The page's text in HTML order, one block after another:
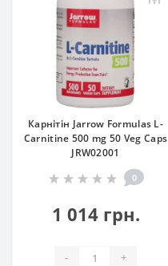
Карнітін Jarrow Formulas L-
Carnitine 500 mg 50 Veg Caps
JRW02001
0
1 014 грн.
- +